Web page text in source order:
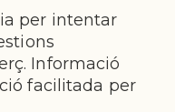
per intentar
Informació
facilitada per